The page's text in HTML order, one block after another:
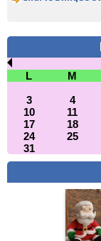
L
M
3
4
10
11
17
18
24
25
31